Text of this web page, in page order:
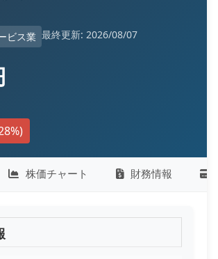
ビス業 最終更新: 2026/08/07
株価チャート 財務情報